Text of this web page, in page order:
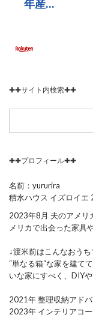
✚✚サイト内検索✚✚
✚✚プロフィール✚✚
名前：yururira
積水ハウス イズロイエ
2023年8月 夫のアメリ
メリカで出会った家具
↓渡米前はこんなおうち
“単なる箱“な家を建て
いな家にすべく、DIY
2021年 整理収納アド
2023年 インテリアコ